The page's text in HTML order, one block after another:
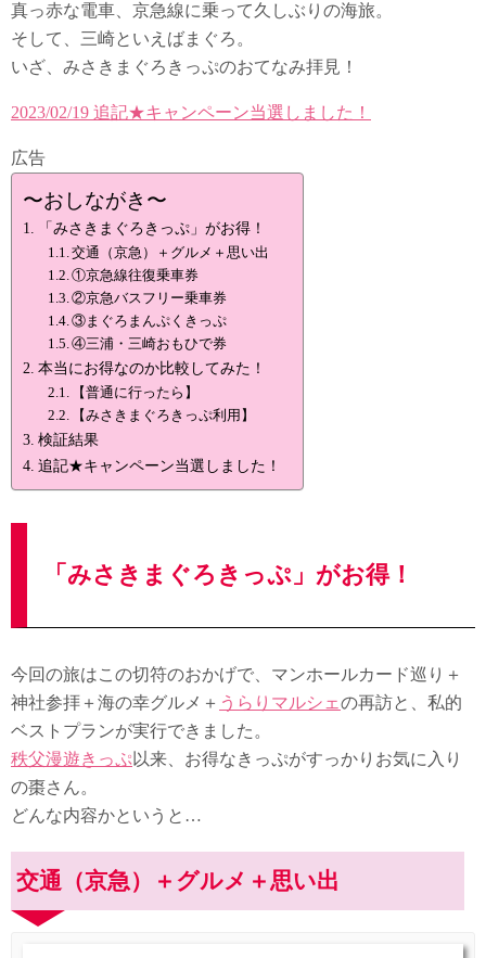
真っ赤な電車、京急線に乗って久しぶりの海旅。
そして、三崎といえばまぐろ。
いざ、みさきまぐろきっぷのおてなみ拝見！
2023/02/19 追記★キャンペーン当選しました！
広告
〜おしながき〜
「みさきまぐろきっぷ」がお得！
交通（京急）＋グルメ＋思い出
①京急線往復乗車券
②京急バスフリー乗車券
③まぐろまんぷくきっぷ
④三浦・三崎おもひで券
本当にお得なのか比較してみた！
【普通に行ったら】
【みさきまぐろきっぷ利用】
検証結果
追記★キャンペーン当選しました！
「みさきまぐろきっぷ」がお得！
今回の旅はこの切符のおかげで、マンホールカード巡り＋
神社参拝＋海の幸グルメ＋ うらりマルシェの再訪と、私的
ベストプランが実行できました。
秩父漫遊きっぷ以来、お得なきっぷがすっかりお気に入り
の棗さん。
どんな内容かというと…
交通（京急）＋グルメ＋思い出